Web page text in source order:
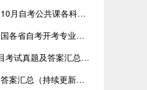
【汇总】2022年4月、10月自考公共课各科目考试真题及答案汇总（共含24科目）
【汇总】2023年4月全国各省自考开考专业与开考课程表
2022年10月自考各科目考试真题及答案汇总（网友回忆版）
2021年4月自考真题及答案汇总（持续更新中）